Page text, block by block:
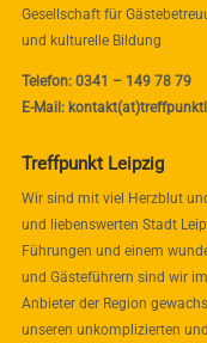
Gesellschaft für
und kulturelle Bildung
Telefon: 0341 – 149 78 79
E-Mail:
Treffpunkt Leipzig
Wir sind mit viel Herzblut
und liebenswerten Stadt
Führungen und einem
und Gästeführern sind wir
Anbieter der Region
unseren unkomplizierten